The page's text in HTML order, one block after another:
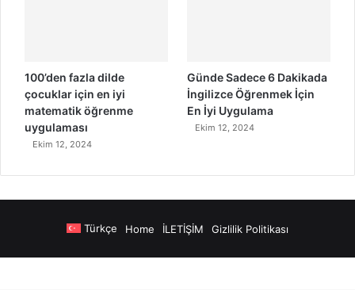
100’den fazla dilde
çocuklar için en iyi
matematik öğrenme
uygulaması
Ekim 12, 2024
Günde Sadece 6 Dakikada
İngilizce Öğrenmek İçin
En İyi Uygulama
Ekim 12, 2024
Türkçe Home İLETİŞİM Gizlilik Politikası